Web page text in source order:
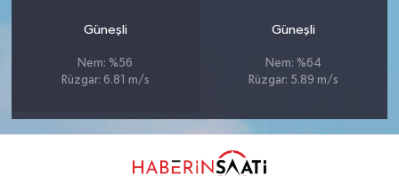
Güneşli
Nem: %56
Rüzgar: 6.81 m/s
Güneşli
Nem: %64
Rüzgar: 5.89 m/s